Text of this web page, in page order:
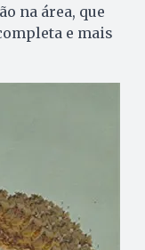
na área, que
e mais